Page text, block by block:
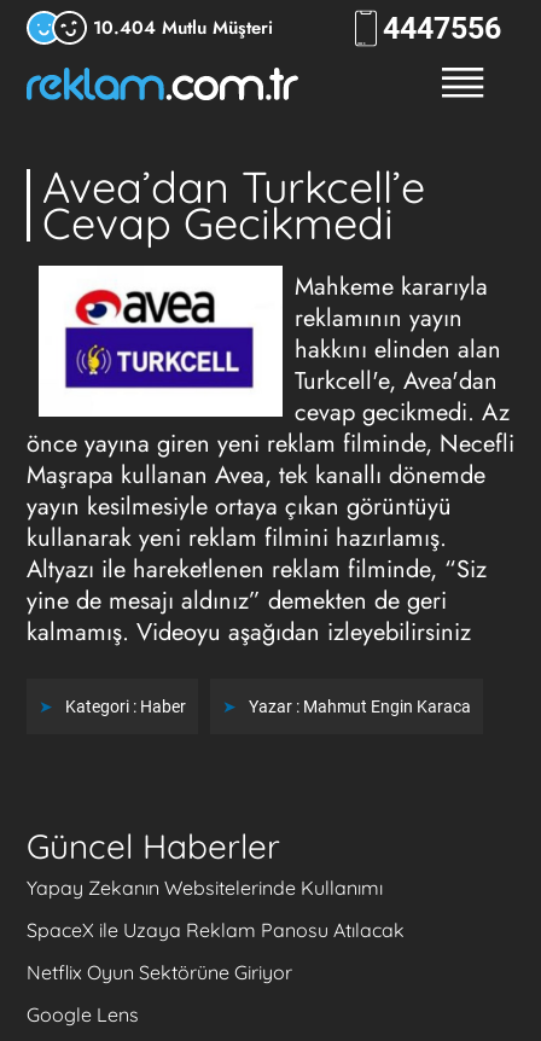
10.404 Mutlu Müşteri 4447556
Avea’dan Turkcell’e
Cevap Gecikmedi
Mahkeme kararıyla
reklamının yayın
hakkını elinden alan
Turkcell'e, Avea'dan
cevap gecikmedi. Az
önce yayına giren yeni reklam filminde, Necefli
Maşrapa kullanan Avea, tek kanallı dönemde
yayın kesilmesiyle ortaya çıkan görüntüyü
kullanarak yeni reklam filmini hazırlamış.
Altyazı ile hareketlenen reklam filminde, “Siz
yine de mesajı aldınız” demekten de geri
kalmamış. Videoyu aşağıdan izleyebilirsiniz
Kategori : Haber Yazar : Mahmut Engin Karaca
Güncel Haberler
Yapay Zekanın Websitelerinde Kullanımı
SpaceX ile Uzaya Reklam Panosu Atılacak
Netflix Oyun Sektörüne Giriyor
Google Lens